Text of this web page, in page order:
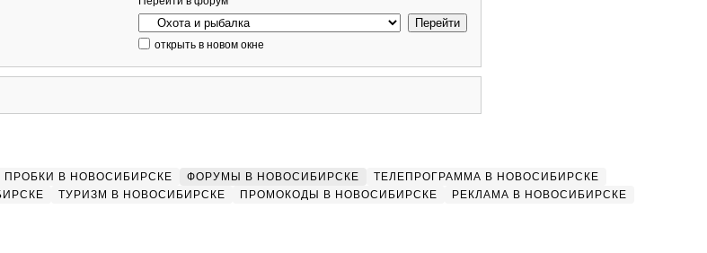
открыть в новом окне
ПРОБКИ В НОВОСИБИРСКЕ ФОРУМЫ В НОВОСИБИРСКЕ
ТЕЛЕПРОГРАММА В НОВОСИБИРСКЕ
ТУРИЗМ В НОВОСИБИРСКЕ ПРОМОКОДЫ В НОВОСИБИРСКЕ РЕКЛАМА В НОВОСИБИРСКЕ